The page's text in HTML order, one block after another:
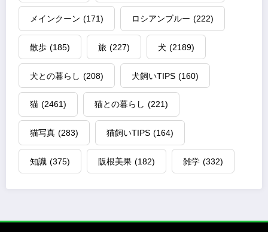
メインクーン (171) ロシアンブルー (222)
散歩 (185) 旅 (227) 犬 (2189)
犬との暮らし (208) 犬飼いTIPS (160)
猫 (2461) 猫との暮らし (221)
猫写真 (283) 猫飼いTIPS (164)
知識 (375) 阪根美果 (182) 雑学 (332)